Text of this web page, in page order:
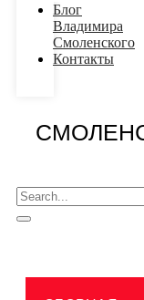
Блог
Владимира
Смоленского
Контакты